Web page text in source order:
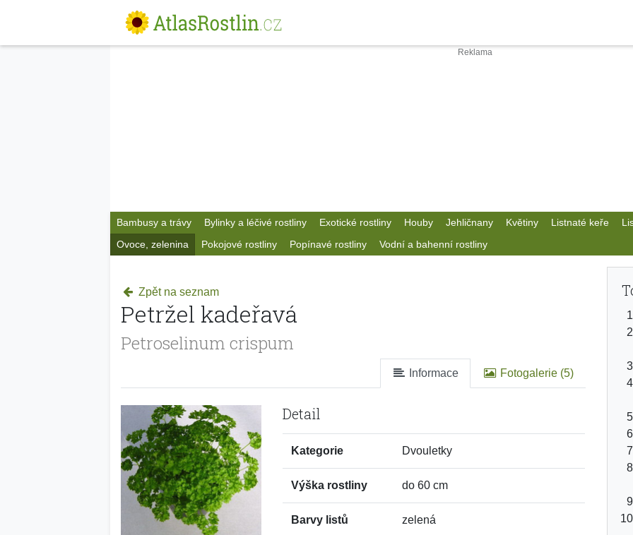
Bambusy a trávy Bylinky a léčivé rostliny Exotické rostliny Houby Jehličnany Květiny Listnaté keře
Ovoce, zelenina
Pokojové rostliny Popínavé rostliny Vodní a bahenní rostliny
Zpět na seznam
Petržel kadeřavá
Petroselinum crispum
Informace Fotogalerie (5)
Detail
Kategorie Dvouletky
Výška rostliny do 60 cm
Barvy listů zelená